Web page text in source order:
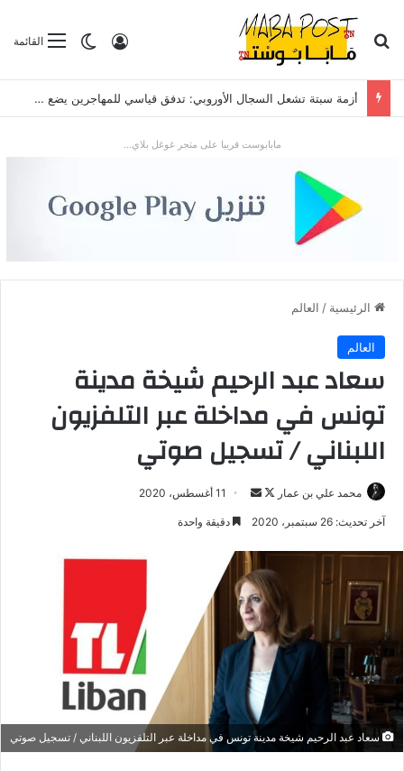
القائمةالوضع
تسجيل الدخول بحث عن
أزمة سبتة تشعل السجال الأوروبي: تدفق قياسي للمهاجرين يضع “شينغن” والعلاقات مع الرباط تحت الاختبار
مابابوست قريبا على متجر غوغل بلاي...
الرئيسية / العالم
العالم
سعاد عبد الرحيم شيخة مدينة
تونس في مداخلة عبر التلفزيون
اللبناني / تسجيل صوتي
محمد علي بن عمار
تابعأرسل
بريدا
11 أغسطس، 2020
آخر تحديث: 26 سبتمبر، 2020 دقيقة واحدة
سعاد عبد الرحيم شيخة مدينة تونس في مداخلة عبر التلفزيون اللبناني / تسجيل صوتي